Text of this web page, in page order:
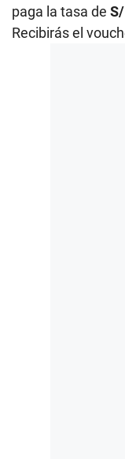
paga la tasa de
Recibirás el